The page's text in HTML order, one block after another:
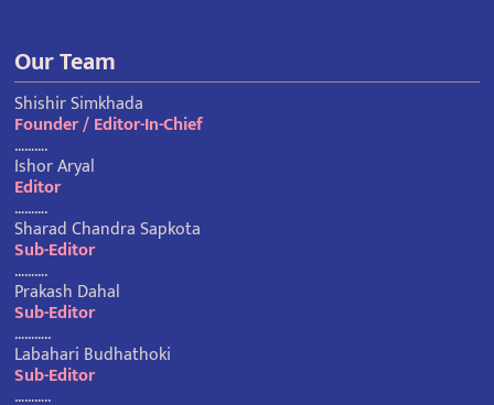
Our Team
Shishir Simkhada
Founder / Editor-In-Chief
……….
Ishor Aryal
Editor
……….
Sharad Chandra Sapkota
Sub-Editor
……….
Prakash Dahal
Sub-Editor
………..
Labahari Budhathoki
Sub-Editor
………..